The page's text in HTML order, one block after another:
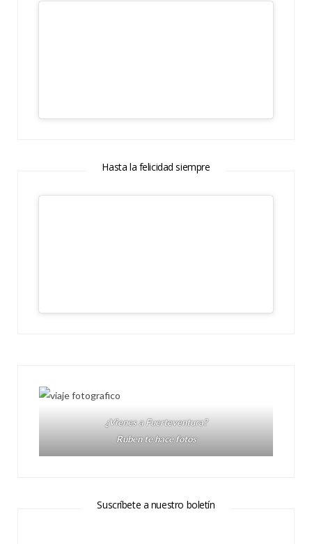
Hasta la felicidad siempre
¿Vienes a Fuerteventura?
Ruben te hace fotos
Suscríbete a nuestro boletín